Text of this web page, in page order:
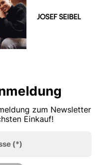
zum Newsletter
Einkauf!
(*)